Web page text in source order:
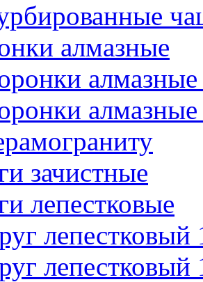
алмазные
зачистные
лепестковые